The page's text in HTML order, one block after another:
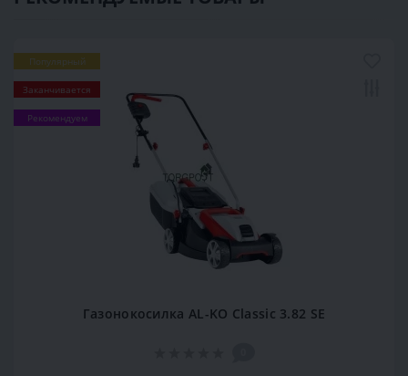
Популярный
Заканчивается
Рекомендуем
Газонокосилка AL-KO Classic 3.82 SE